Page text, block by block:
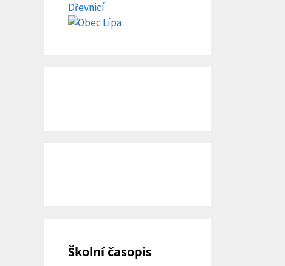
Školní časopis